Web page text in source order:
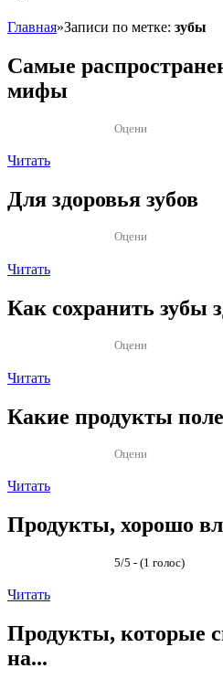
Главная»Записи по метке: зубы
Самые
мифы
Оцени
Читать
Для здоровья зубов
Оцени
Читать
Как сохранить зубы
Оцени
Читать
Какие продукты
Оцени
Читать
Продукты, хорошо
5/5 - (1 голос)
Читать
Продукты, которые
на...